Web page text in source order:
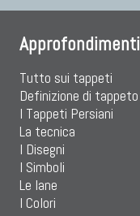
Approfondimenti
Tutto sui tappeti
Definizione di tappeto
I Tappeti Persiani
La tecnica
I Disegni
I Simboli
Le lane
I Colori